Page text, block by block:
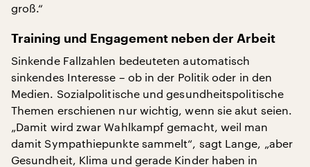
groß.“
Training und Engagement neben der Arbeit
Sinkende Fallzahlen bedeuteten automatisch
sinkendes Interesse – ob in der Politik oder in den
Medien. Sozialpolitische und gesundheitspolitische
Themen erschienen nur wichtig, wenn sie akut seien.
„Damit wird zwar Wahlkampf gemacht, weil man
damit Sympathiepunkte sammelt“, sagt Lange, „aber
Gesundheit, Klima und gerade Kinder haben in